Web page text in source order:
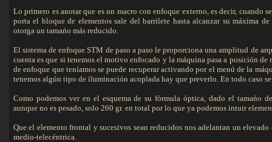
Lo primero es anotar que es un macro con enfoque externo, es decir,
porta el bloque de elementos sale del barrilete hasta alcanzar su máxima
otorga un tamańo más reducido.
El sistema de enfoque STM de paso a paso le proporciona una amplitud de
cuenta es que si tenemos el motivo enfocado y la máquina pasa a posición
de enfoque que teníamos se puede recuperar activando por el menú de la
tenemos algún tipo de iluminación acoplada hay que preverlo. En todo caso
Como podemos ver en el esquema de su fórmula óptica, dado el tamańo
aunque no es pesado, solo 260 gr. en total por lo que ya podemos intuir
Que el elemento frontal y sucesivos sean reducidos nos adelantan un
medio-telecéntrica.